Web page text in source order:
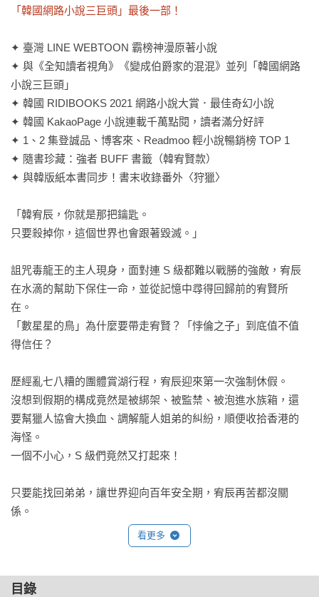
「韓國網路小說三巨頭」最後一部！
✦ 臺灣 LINE WEBTOON 霸榜神漫原著小說
✦ 與《全知讀者視角》《變成伯爵家的混混》並列「韓國網路
小說三巨頭」
✦ 韓國 RIDIBOOKS 2021 網路小說大賞．最佳奇幻小說
✦ 韓國 KakaoPage 小說連載千萬點閱，讀者滿分好評
✦ 1、2 集登誠品、博客來、Readmoo 輕小說暢銷榜 TOP 1
✦ 隨書珍藏：強者 BUFF 書籤（韓宥賢款）
✦ 與韓版紙本書同步！書末收錄番外〈狩獵〉
「韓宥辰，你就是那把鑰匙。
只要殺掉你，這個世界也會跟著毀滅。」
詛咒毒龍王的主人現身，面對連 S 級都難以戰勝的強敵，宥辰
在水滴的幫助下保住一命，並從記憶中尋得回歸前的宥賢所
在。
「數星星的鳥」為什麼要帶走宥賢？「悖倫之子」到底值不值
得信任？
歷經亂七八糟的團體賞湖行程，宥辰迎來第一次強制休假。
沒想到假期的構成竟然是被綁架、被監禁、被泡進水族箱，還
要幫獵人協會大換血、調解龍人姐弟的糾紛，順便收拾香港的
海怪。
一個不小心，S 級們竟然又打起來！
只要能找回弟弟，讓世界迎向百年安全期，宥辰再苦都沒關
係。
但是，成賢齊那傢伙似乎哪裡怪怪的……？
「悖倫之子」的戰爭正式揭開序幕。
看更多
目錄